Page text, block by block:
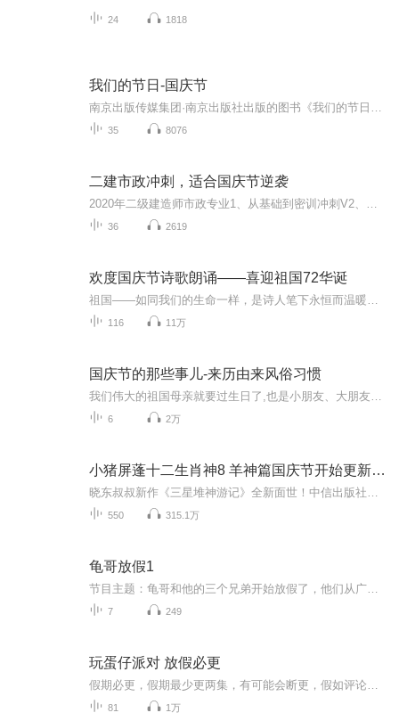
24 1818
我们的节日-国庆节
35 8076
二建市政冲刺，适合国庆节逆袭
36 2619
欢度国庆节诗歌朗诵——喜迎祖国72华诞
116 11万
国庆节的那些事儿-来历由来风俗习惯
6 2万
小猪屏蓬十二生肖神8 羊神篇国庆节开始更新啦！
550 315.1万
龟哥放假1
7 249
玩蛋仔派对 放假必更
81 1万